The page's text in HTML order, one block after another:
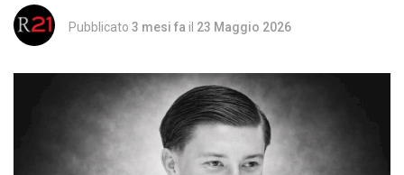
Pubblicato 3 mesi fa il 23 Maggio 2026